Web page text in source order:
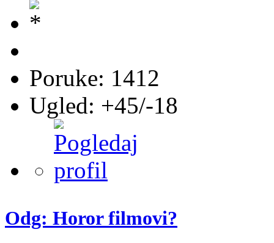
Poruke: 1412
Ugled: +45/-18
Odg: Horor filmovi?